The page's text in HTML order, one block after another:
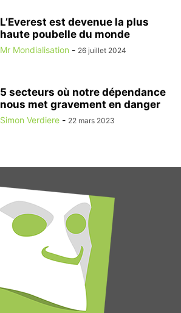
L’Everest est devenue la plus
haute poubelle du monde
Mr Mondialisation - 26 juillet 2024
5 secteurs où notre dépendance
nous met gravement en danger
Simon Verdiere - 22 mars 2023